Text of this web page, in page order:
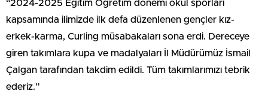
“2024-2025 Eğitim Öğretim dönemi okul sporları
kapsamında ilimizde ilk defa düzenlenen gençler kız-
erkek-karma, Curling müsabakaları sona erdi. Dereceye
giren takımlara kupa ve madalyaları İl Müdürümüz İsmail
Çalgan tarafından takdim edildi. Tüm takımlarımızı tebrik
ederiz.”